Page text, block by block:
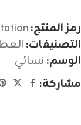
رمز المنتج:
التصنيفات:
الوسم: نسائي
مشاركة: